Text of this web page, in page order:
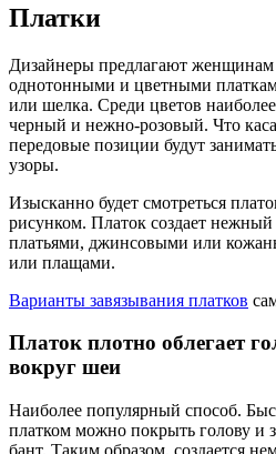
Платки
Дизайнеры предлагают женщинам
однотонными и цветными
или шелка. Среди цветов
черный и нежно-розовый. Что
передовые позиции будут
узоры.
Изысканно будет смотреться
рисунком. Платок создает нежный
платьями, джинсовыми или
или плащами.
Варианты завязывания платков
Платок плотно облегает
вокруг шеи
Наиболее популярный способ.
платком можно покрыть голову и
бант. Таким образом, создается